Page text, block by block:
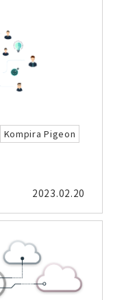
Kompira Pigeon
2023.02.20